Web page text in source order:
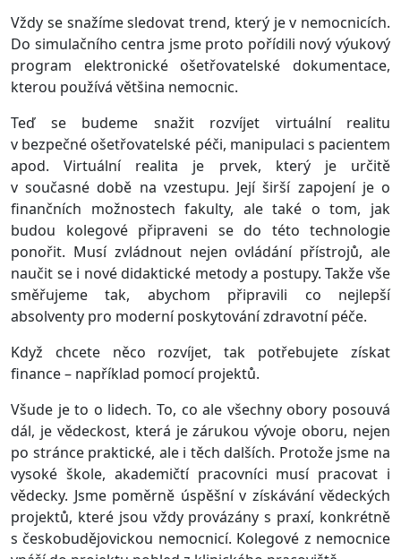
Vždy se snažíme sledovat trend, který je v nemocnicích.
Do simulačního centra jsme proto pořídili nový výukový
program elektronické ošetřovatelské dokumentace,
kterou používá většina nemocnic.
Teď se budeme snažit rozvíjet virtuální realitu
v bezpečné ošetřovatelské péči, manipulaci s pacientem
apod. Virtuální realita je prvek, který je určitě
v současné době na vzestupu. Její širší zapojení je o
finančních možnostech fakulty, ale také o tom, jak
budou kolegové připraveni se do této technologie
ponořit. Musí zvládnout nejen ovládání přístrojů, ale
naučit se i nové didaktické metody a postupy. Takže vše
směřujeme tak, abychom připravili co nejlepší
absolventy pro moderní poskytování zdravotní péče.
Když chcete něco rozvíjet, tak potřebujete získat
finance – například pomocí projektů.
Všude je to o lidech. To, co ale všechny obory posouvá
dál, je vědeckost, která je zárukou vývoje oboru, nejen
po stránce praktické, ale i těch dalších. Protože jsme na
vysoké škole, akademičtí pracovníci musí pracovat i
vědecky. Jsme poměrně úspěšní v získávání vědeckých
projektů, které jsou vždy provázány s praxí, konkrétně
s českobudějovickou nemocnicí. Kolegové z nemocnice